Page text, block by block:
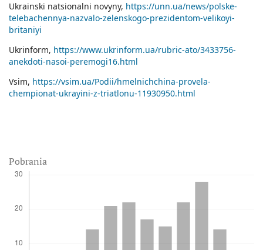
Pobrania
Ukrainski natsionalni novyny, https://unn.ua/news/polske-
telebachennya-nazvalo-zelenskogo-prezidentom-velikoyi-
britaniyi
Ukrinform, https://www.ukrinform.ua/rubric-ato/3433756-
anekdoti-nasoi-peremogi16.html
Vsim, https://vsim.ua/Podii/hmelnichchina-provela-
chempionat-ukrayini-z-triatlonu-11930950.html